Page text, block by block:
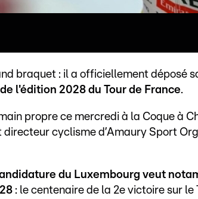
braquet : il a officiellement déposé
l'édition 2028 du Tour de France.
propre ce mercredi à la Coque à
directeur cyclisme d’Amaury Sport
du Luxembourg veut
: le centenaire de la 2e victoire sur